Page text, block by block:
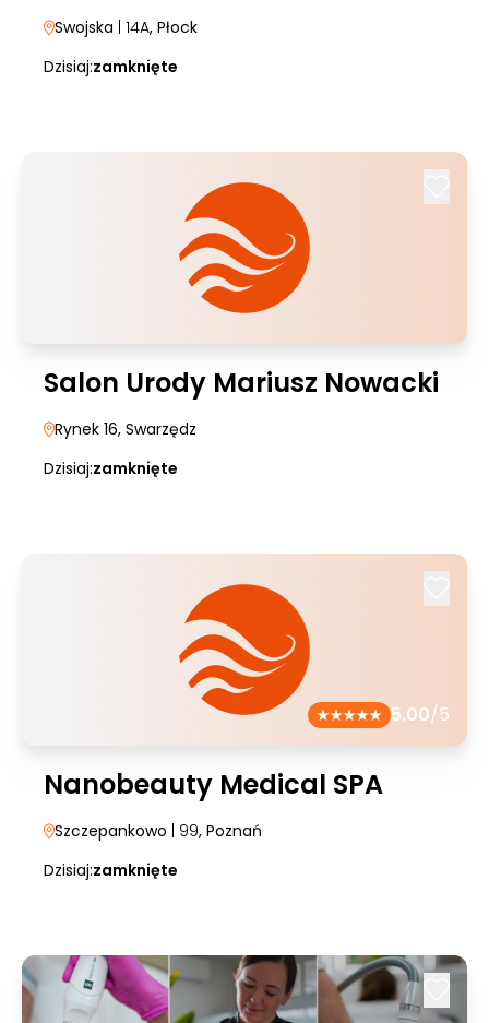
Swojska | 14A, Płock
Dzisiaj:zamknięte
Salon Urody Mariusz Nowacki
Rynek 16, Swarzędz
Dzisiaj:zamknięte
5.00/5
Nanobeauty Medical SPA
Szczepankowo | 99, Poznań
Dzisiaj:zamknięte